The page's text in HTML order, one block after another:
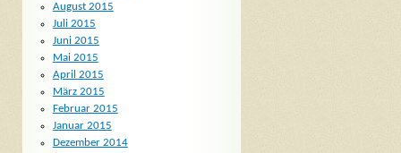
August 2015
Juli 2015
Juni 2015
Mai 2015
April 2015
März 2015
Februar 2015
Januar 2015
Dezember 2014